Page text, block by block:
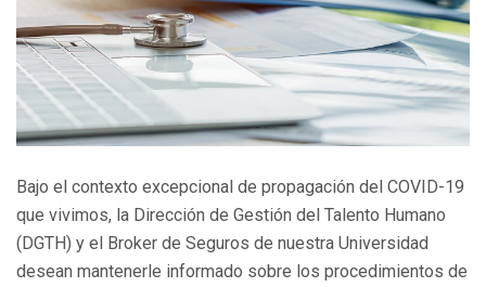
Bajo el contexto excepcional de propagación del COVID-19
que vivimos, la Dirección de Gestión del Talento Humano
(DGTH) y el Broker de Seguros de nuestra Universidad
desean mantenerle informado sobre los procedimientos de